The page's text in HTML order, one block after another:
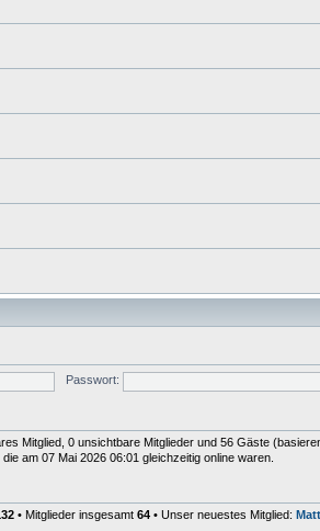
Passwort:
Mitglied, 0 unsichtbare Mitglieder und 56 Gäste
am 07 Mai 2026 06:01 gleichzeitig online waren.
• Mitglieder insgesamt 64 • Unser neuestes Mitglied: